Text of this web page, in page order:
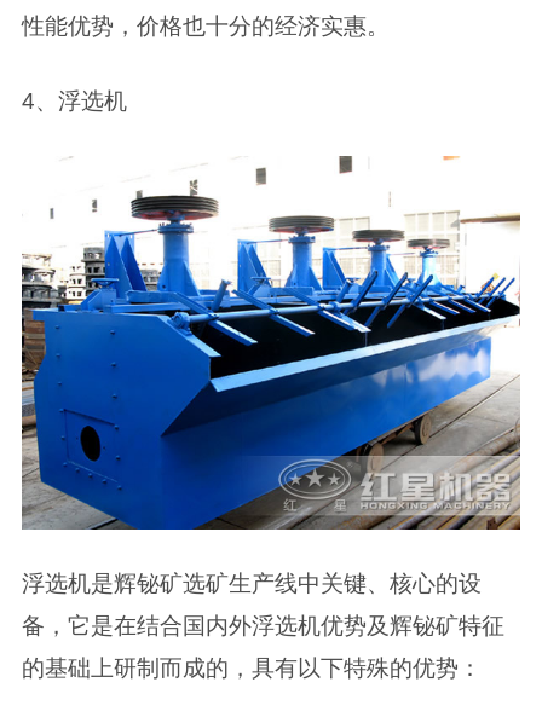
性能优势，价格也十分的经济实惠。
4、浮选机
浮选机是辉铋矿选矿生产线中关键、核心的设
备，它是在结合国内外浮选机优势及辉铋矿特征
的基础上研制而成的，具有以下特殊的优势：